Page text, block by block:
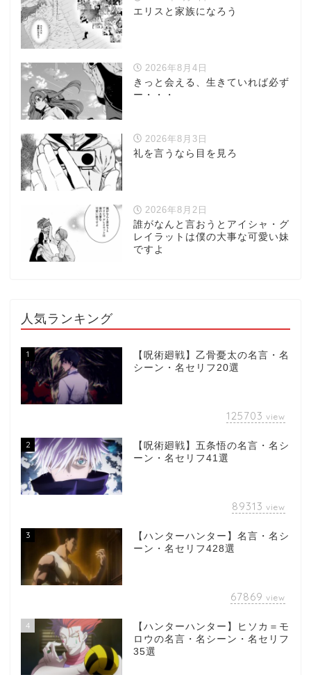
エリスと家族になろう
2026年8月4日
きっと会える、生きていれば必ず
ー・・・
2026年8月3日
礼を言うなら目を見ろ
2026年8月2日
誰がなんと言おうとアイシャ・グ
レイラットは僕の大事な可愛い妹
ですよ
人気ランキング
1
【呪術廻戦】乙骨憂太の名言・名
シーン・名セリフ20選
125703 view
2
【呪術廻戦】五条悟の名言・名シ
ーン・名セリフ41選
89313 view
3
【ハンターハンター】名言・名シ
ーン・名セリフ428選
67869 view
4
【ハンターハンター】ヒソカ＝モ
ロウの名言・名シーン・名セリフ
35選